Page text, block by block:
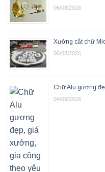
06/08/2026
Xưởng cắt chữ
06/08/2026
Chữ Alu gương
04/08/2026